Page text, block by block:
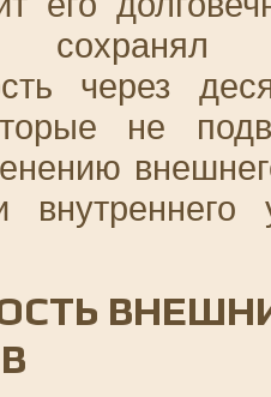
через
не
внутреннего